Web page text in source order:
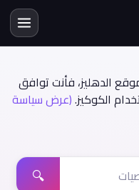
الدهليز، فأنت توافق
الكوكيز.(عرض سياسة
🔍